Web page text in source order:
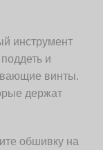
инструмент
и
винты.
держат
обшивку на